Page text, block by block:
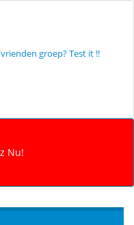
groep? Test it !!